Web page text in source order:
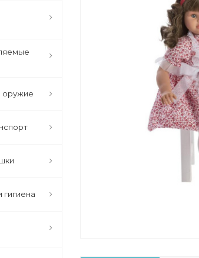
оружие
гигиена